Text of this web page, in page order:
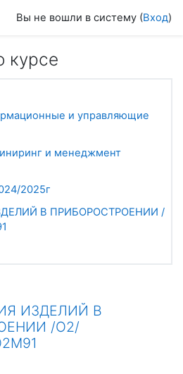
Вы не вошли в систему (Вход)
курсе
и управляющие
и менеджмент
2025г
В ПРИБОРОСТРОЕНИИ /
ИЗДЕЛИЙ В
/О2/